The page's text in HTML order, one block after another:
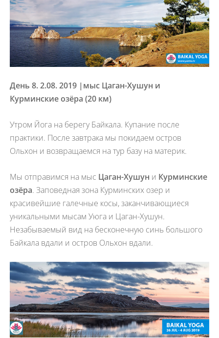
День 8. 2.08. 2019 | мыс Цаган-Хушун и
Курминские озёра (20 км)
Утром Йога на берегу Байкала. Купание после
практики. После завтрака мы покидаем остров
Ольхон и возвращаемся на тур базу на материк.
Мы отправимся на мыс Цаган-Хушун и Курминские
озёра. Заповедная зона Курминских озер и
красивейшие галечные косы, заканчивающиеся
уникальными мысам Уюга и Цаган-Хушун.
Незабываемый вид на бесконечную синь большого
Байкала вдали и остров Ольхон вдали.